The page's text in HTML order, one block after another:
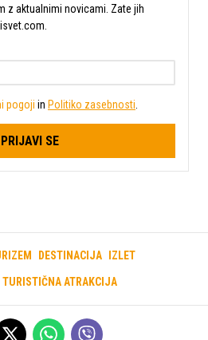
z aktualnimi novicami. Zate jih
pogoji in Politiko zasebnosti
PRIJAVI SE
DESTINACIJA IZLET
TURISTIČNA ATRAKCIJA